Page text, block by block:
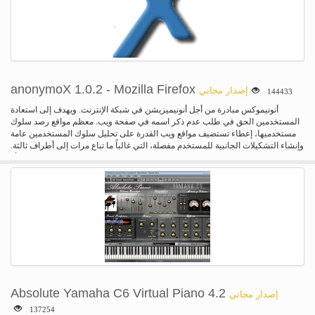
anonymoX 1.0.2 - Mozilla Firefox إصدار مجاني 144433
أنونيموكس مبادرة من أجل أنونيميزيشن في شبكة الإنترنت. ويهدف إلى استعادة
المستخدمين الحق في طلب عدم ذكر اسمه في صفحة ويب. معظم مواقع رصد سلوك
مستخدميها، إعطاء تستضيف مواقع ويب القدرة على تحليل سلوك المستخدمين عامة
وإنشاء التشكيلات الجانبية للمستخدم مفصلة، التي غالباً ما تباع مرات إلى أطراف ثالثة.
القطاع الخاص. المزيد والمزيد من الحكومات فرض رقابة على المواقع بحجة لسلامة
الطفل، والتعدي على حق المؤلف أو الحرب ضد الإرهاب، ومما يحد من حرية الكلام. أيضا
حظر المستخدمين من قبل على أساس أصلهم مع كتل GeoIP يطبق في كثير من
الأحيان، على سبيل المثال في المنابر الإعلامية مثل يوتيوب. مع أنونيموكس الخاص بك
تكون قادرة على تجاوز العديد من أنواع كتل من jelling إلى هوية ظاهري في بلد آخر مع
فقط بضع نقرات الماوس. أنونيموكس تمكنك من...-تصفح www مجهول-تغير زيارة
الخاص بك الملكية الفكرية العنوان (لأحد يوفرها لنا)-حظر/رقابة المواقع-يظهر تنشأ من
آخر البلد-حذف ملفات تعريف الارتباط، وإظهار الخاص بك الملكية الفكرية العامة، تغيير
معرف المتصفح،... ملخص قصير لأنها وظيفة بدلاً من الوصول إلى موقع على شبكة
الوكيل يخفي إيدينتيي الإنترنت الحقيقي الخاص بك، ويجعلها تبدو كما لو كنت لا، ولكن
Absolute Yamaha C6 Virtual Piano 4.2 إصدار مجاني
137254